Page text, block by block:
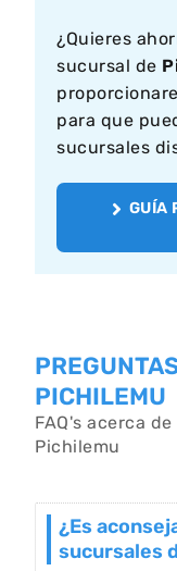
¿Quieres
sucursal de
para que
sucursales
GUÍA
PICHILEMU
FAQ's acerca
Pichilemu
¿Es
sucursales